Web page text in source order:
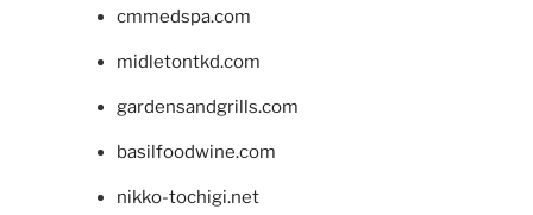
cmmedspa.com
midletontkd.com
gardensandgrills.com
basilfoodwine.com
nikko-tochigi.net